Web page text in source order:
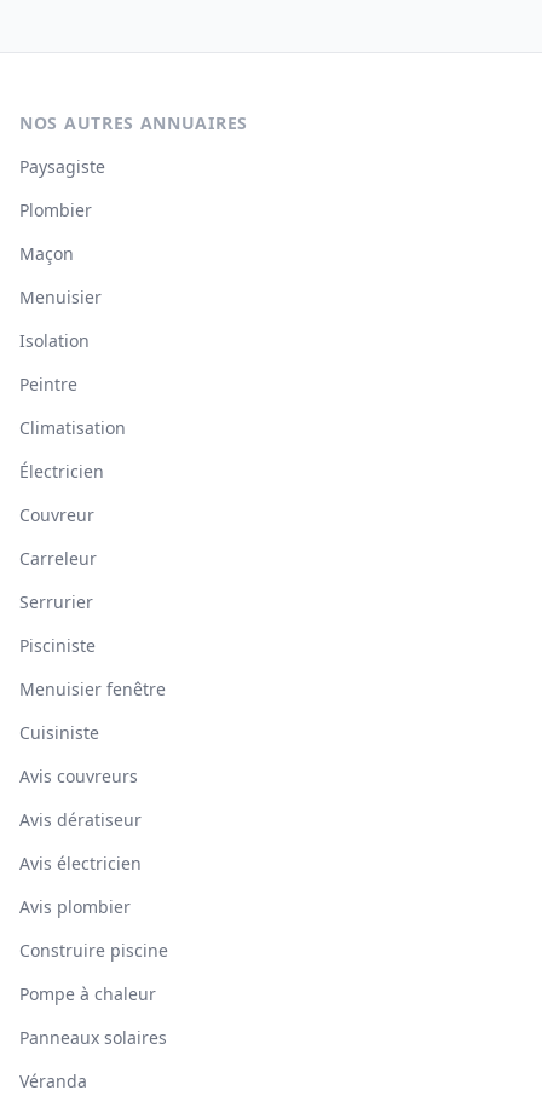
NOS AUTRES ANNUAIRES
Paysagiste
Plombier
Maçon
Menuisier
Isolation
Peintre
Climatisation
Électricien
Couvreur
Carreleur
Serrurier
Pisciniste
Menuisier fenêtre
Cuisiniste
Avis couvreurs
Avis dératiseur
Avis électricien
Avis plombier
Construire piscine
Pompe à chaleur
Panneaux solaires
Véranda